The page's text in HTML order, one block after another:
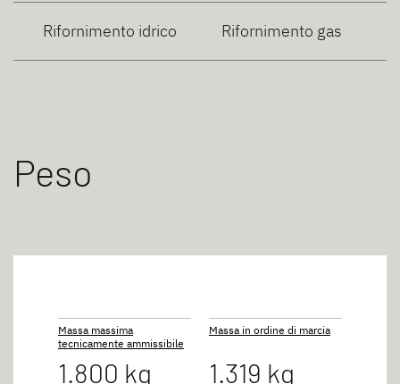
Rifornimento idrico Rifornimento gas
Peso
Massa massima
tecnicamente ammissibile
1.800 kg
Massa in ordine di marcia
1.319 kg